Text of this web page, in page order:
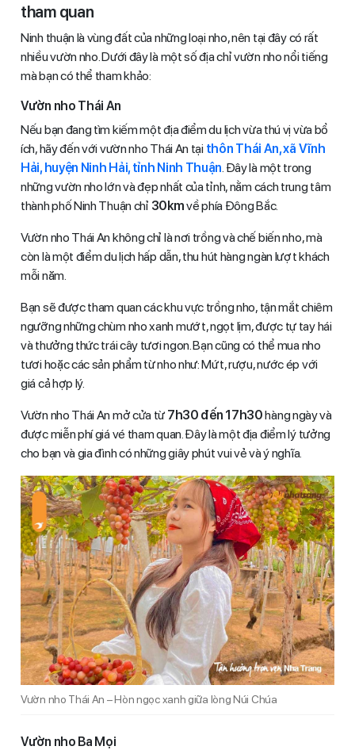
tham quan
Ninh thuận là vùng đất của những loại nho, nên tại đây có rất
nhiều vườn nho. Dưới đây là một số địa chỉ vườn nho nổi tiếng
mà bạn có thể tham khảo:
Vườn nho Thái An
Nếu bạn đang tìm kiếm một địa điểm du lịch vừa thú vị vừa bổ
ích, hãy đến với vườn nho Thái An tại thôn Thái An, xã Vĩnh
Hải, huyện Ninh Hải, tỉnh Ninh Thuận. Đây là một trong
những vườn nho lớn và đẹp nhất của tỉnh, nằm cách trung tâm
thành phố Ninh Thuận chỉ 30kmvề phía Đông Bắc.
Vườn nho Thái An không chỉ là nơi trồng và chế biến nho, mà
còn là một điểm du lịch hấp dẫn, thu hút hàng ngàn lượt khách
mỗi năm.
Bạn sẽ được tham quan các khu vực trồng nho, tận mắt chiêm
ngưỡng những chùm nho xanh mướt, ngọt lịm, được tự tay hái
và thưởng thức trái cây tươi ngon. Bạn cũng có thể mua nho
tươi hoặc các sản phẩm từ nho như: Mứt, rượu, nước ép với
giá cả hợp lý.
Vườn nho Thái An mở cửa từ 7h30 đến 17h30hàng ngày và
được miễn phí giá vé tham quan. Đây là một địa điểm lý tưởng
cho bạn và gia đình có những giây phút vui vẻ và ý nghĩa.
Vườn nho Thái An – Hòn ngọc xanh giữa lòng Núi Chúa
Vườn nho Ba Mọi